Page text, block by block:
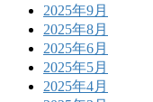
2025年9月
2025年8月
2025年6月
2025年5月
2025年4月